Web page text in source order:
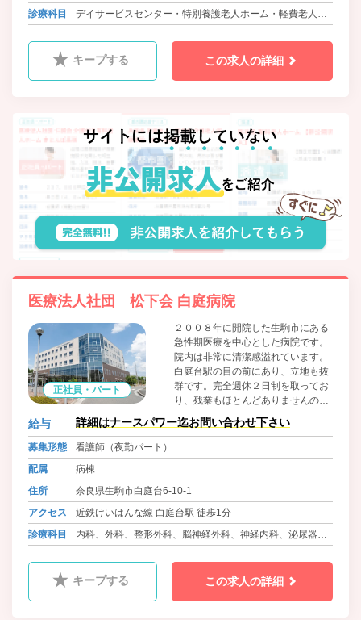
大阪メトロ中央線・近鉄けいはんな線 白庭台駅よりバス
診療科目
デイサービスセンター・特別養護老人ホーム・軽費老人ホ
キープする この求人の詳細
医療法人社団 松下会 白庭病院
正社員・パート
２００８年に開院した生駒市にある
急性期医療を中心とした病院です。
院内は非常に清潔感溢れています。
白庭台駅の目の前にあり、立地も抜
群です。完全週休２日制を取ってお
り、残業もほとんどありませんので
ワークライフバランスを重視したい
方は是非ご応募ください。
給与 詳細はナースパワー迄お問い合わせ下さい
募集形態
看護師（夜勤パート）
配属
病棟
住所
奈良県生駒市白庭台6-10-1
アクセス
近鉄けいはんな線 白庭台駅 徒歩1分
診療科目
内科、外科、整形外科、脳神経外科、神経内科、泌尿器
キープする この求人の詳細